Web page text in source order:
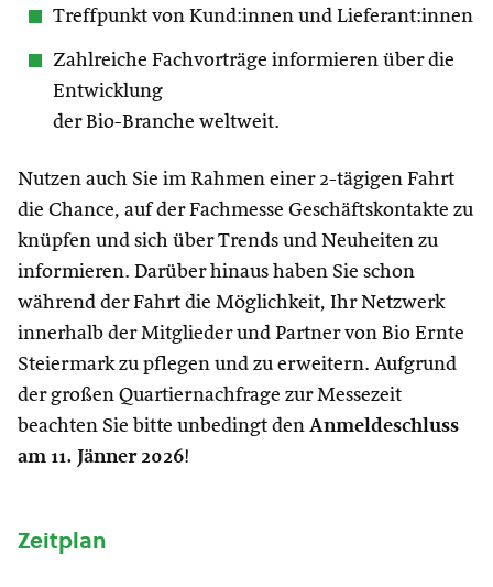
Treffpunkt von Kund:innen und Lieferant:innen
Zahlreiche Fachvorträge informieren über die
Entwicklung
der Bio-Branche weltweit.
Nutzen auch Sie im Rahmen einer 2-tägigen Fahrt
die Chance, auf der Fachmesse Geschäftskontakte zu
knüpfen und sich über Trends und Neuheiten zu
informieren. Darüber hinaus haben Sie schon
während der Fahrt die Möglichkeit, Ihr Netzwerk
innerhalb der Mitglieder und Partner von Bio Ernte
Steiermark zu pflegen und zu erweitern. Aufgrund
der großen Quartiernachfrage zur Messezeit
beachten Sie bitte unbedingt den Anmeldeschluss
am 11. Jänner 2026!
Zeitplan